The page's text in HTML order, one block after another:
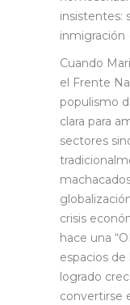
insistentes:
inmigración
Cuando
el Frente
populismo
clara para
sectores
crisis
hace una
espacios de
logrado
convertirse